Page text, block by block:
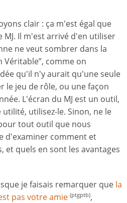
clair : ça m'est égal que
MJ. Il m'est arrivé d'en utiliser
ne veut sombrer dans la
Véritable”, comme on
qu'il n'y aurait qu'une seule
le jeu de rôle, ou une façon
L'écran du MJ est un outil,
utilisez-le. Sinon, ne le
tout outil que nous
d'examiner comment et
quels en sont les avantages
je faisais remarquer que la
pas votre amie (ptgptb),